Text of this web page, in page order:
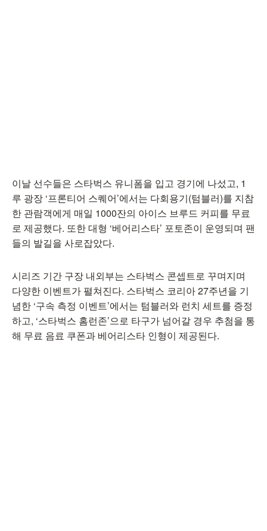
이날 선수들은 스타벅스 유니폼을 입고 경기에 나섰고, 1
루 광장 ‘프론티어 스퀘어’에서는 다회용기(텀블러)를 지참
한 관람객에게 매일 1000잔의 아이스 브루드 커피를 무료
로 제공했다. 또한 대형 ‘베어리스타’ 포토존이 운영되며 팬
들의 발길을 사로잡았다.
시리즈 기간 구장 내외부는 스타벅스 콘셉트로 꾸며지며
다양한 이벤트가 펼쳐진다. 스타벅스 코리아 27주년을 기
념한 ‘구속 측정 이벤트’에서는 텀블러와 런치 세트를 증정
하고, ‘스타벅스 홈런존’으로 타구가 넘어갈 경우 추첨을 통
해 무료 음료 쿠폰과 베어리스타 인형이 제공된다.